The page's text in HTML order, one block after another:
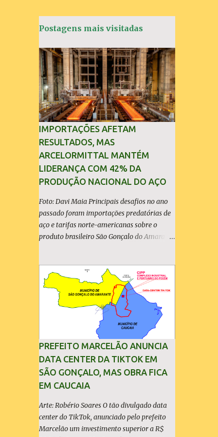
á
r
o
s
Postagens mais visitadas
IMPORTAÇÕES AFETAM
RESULTADOS, MAS
ARCELORMITTAL MANTÉM
LIDERANÇA COM 42% DA
PRODUÇÃO NACIONAL DO AÇO
Foto: Davi Maia Principais desafios no ano
passado foram importações predatórias de
aço e tarifas norte-americanas sobre o
produto brasileiro São Gonçalo do Amarante
seus resultados financeiros e operacionais
consolidados (*) relativos ao exercício de
2025. As importações predatórias,
sobretudo da China, e as tarifas impostas
pelo Governo dos Estados Unidos afetaram
os resultados financeiros e operacionais da
organização e de todo o setor do aço
se como líder no Brasil, com 42% da
produção nacional de aço bruto, os
investimentos programados e permaneceu
firme em seus valores de segurança,
sustentabilidade, qualidade e liderança. A
produção total de aço somou 15,14 milhões
PREFEITO MARCELÃO ANUNCIA
DATA CENTER DA TIKTOK EM
SÃO GONÇALO, MAS OBRA FICA
EM CAUCAIA
Arte: Robério Soares O tão divulgado data
center do TikTok, anunciado pelo prefeito
Marcelão um investimento superior a R$